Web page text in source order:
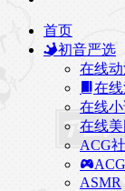
首页
初音严选
在线
在
在线
在线美
ACG
ASMR